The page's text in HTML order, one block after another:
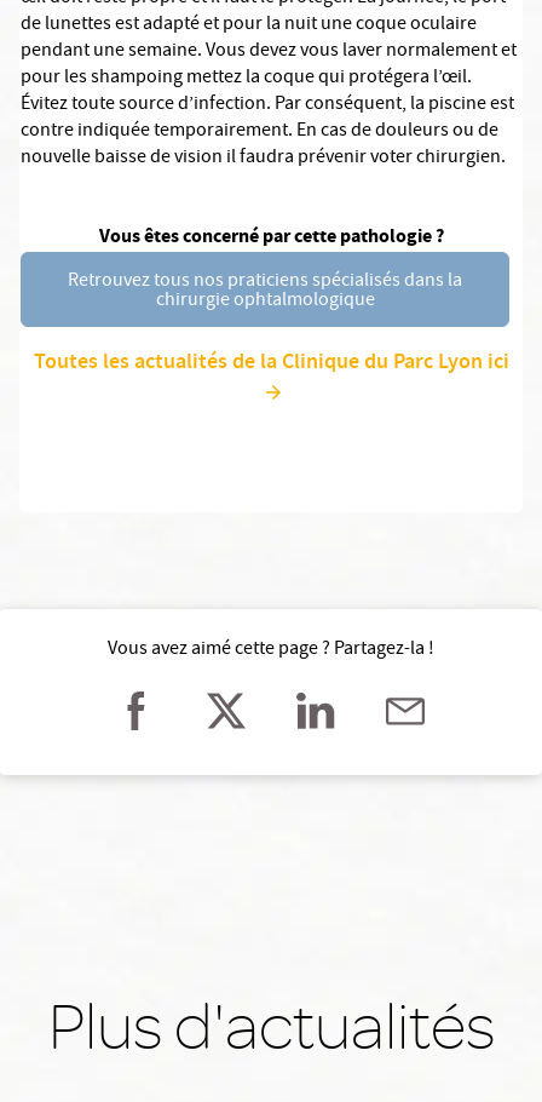
de lunettes est adapté et pour la nuit une coque oculaire
pendant une semaine. Vous devez vous laver normalement et
pour les shampoing mettez la coque qui protégera l’œil.
Évitez toute source d’infection. Par conséquent, la piscine est
contre indiquée temporairement. En cas de douleurs ou de
nouvelle baisse de vision il faudra prévenir voter chirurgien.
Vous êtes concerné par cette pathologie ?
Retrouvez tous nos praticiens spécialisés dans la
chirurgie ophtalmologique
Toutes les actualités de la Clinique du Parc Lyon ici
Vous avez aimé cette page ? Partagez-la !
Plus d'actualités